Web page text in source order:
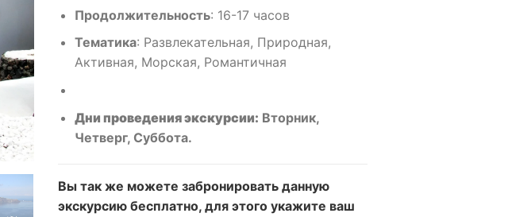
Продолжительность: 16-17 часов
Тематика: Развлекательная, Природная,
Активная, Морская, Романтичная
Дни проведения экскурсии: Вторник,
Четверг, Суббота.
Вы так же можете забронировать данную
экскурсию бесплатно, для этого укажите ваш